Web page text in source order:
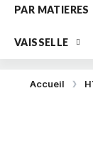
PAR MATIERES
VAISSELLE
Accueil